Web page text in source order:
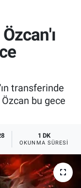
transferinde
Özcan bu gece
1 DK
OKUNMA SÜRESI